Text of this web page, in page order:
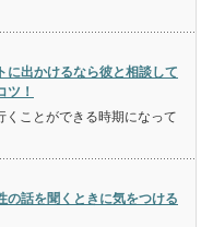
に出かけるなら彼と相談して
ツ！
くことができる時期になって
の話を聞くときに気をつける